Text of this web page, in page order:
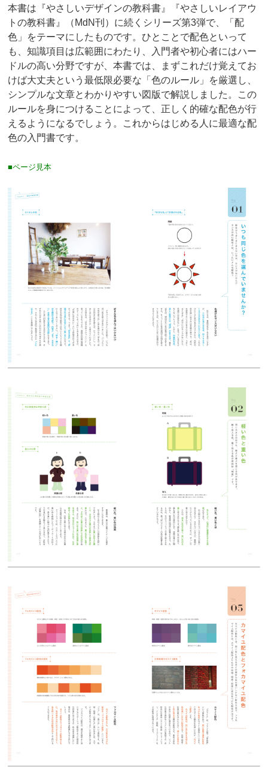
本書は『やさしいデザインの教科書』『やさしいレイアウ
トの教科書』（MdN刊）に続くシリーズ第3弾で、「配
色」をテーマにしたものです。ひとことで配色といって
も、知識項目は広範囲にわたり、入門者や初心者にはハー
ドルの高い分野ですが、本書では、まずこれだけ覚えてお
けば大丈夫という最低限必要な「色のルール」を厳選し、
シンプルな文章とわかりやすい図版で解説しました。この
ルールを身につけることによって、正しく的確な配色が行
えるようになるでしょう。これからはじめる人に最適な配
色の入門書です。
■ページ見本